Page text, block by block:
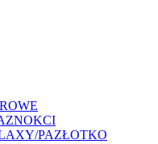
PAZŁOTKO